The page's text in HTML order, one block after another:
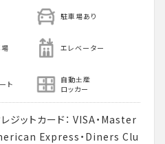
駐車場あり
エレベーター
ト
自動土産
ロッカー
ジットカード： VISA・Master
Express・Diners Clu